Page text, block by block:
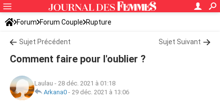
Forum Forum Couple Rupture
Sujet Précédent Sujet Suivant
Comment faire pour l'oublier ?
Laulau - 28 déc. 2021 à 01:18
Arkana0 - 29 déc. 2021 à 13:06